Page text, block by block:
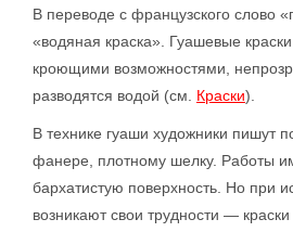
В переводе с французского слово
«водяная краска». Гуашевые
кроющими возможностями,
разводятся водой (см. Краски).
В технике гуаши художники пишут
фанере, плотному шелку. Работы
бархатистую поверхность. Но при
возникают свои трудности —